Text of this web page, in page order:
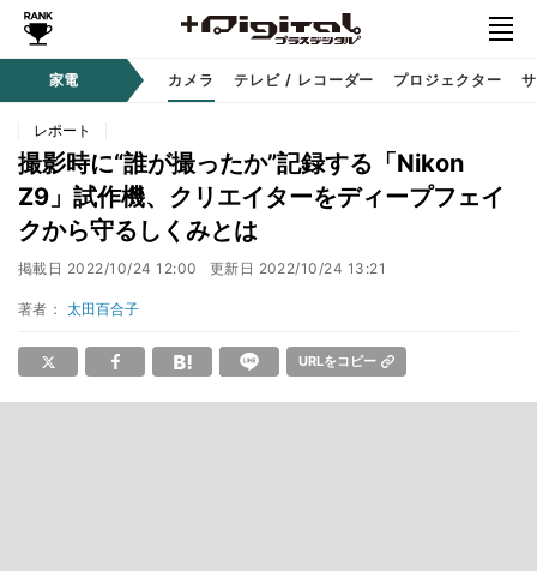
家電 カメラ テレビ / レコーダー プロジェクター
レポート
撮影時に“誰が撮ったか”記録する「Nikon
Z9」試作機、クリエイターをディープフェイ
クから守るしくみとは
掲載日 2022/10/24 12:00 更新日 2022/10/24 13:21
著者： 太田百合子
URLをコピー